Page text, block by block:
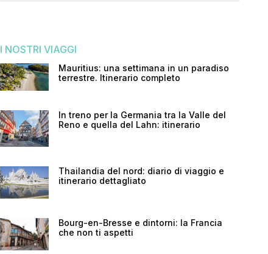
I NOSTRI VIAGGI
Mauritius: una settimana in un paradiso
terrestre. Itinerario completo
In treno per la Germania tra la Valle del
Reno e quella del Lahn: itinerario
Thailandia del nord: diario di viaggio e
itinerario dettagliato
Bourg-en-Bresse e dintorni: la Francia
che non ti aspetti